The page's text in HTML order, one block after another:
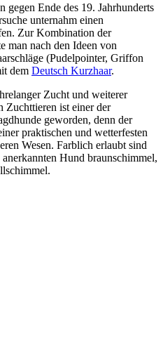
gegen Ende des 19. Jahrhunderts
unternahm einen
Zur Kombination der
man nach den Ideen von
(Pudelpointer, Griffon
dem Deutsch Kurzhaar.
Zucht und weiterer
Zuchttieren ist einer der
geworden, denn der
praktischen und wetterfesten
Wesen. Farblich erlaubt sind
Hund braunschimmel,